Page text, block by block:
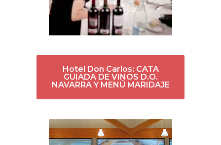
Hotel Don Carlos: CATA
GUIADA DE VINOS D.O.
NAVARRA Y MENÚ MARIDAJE